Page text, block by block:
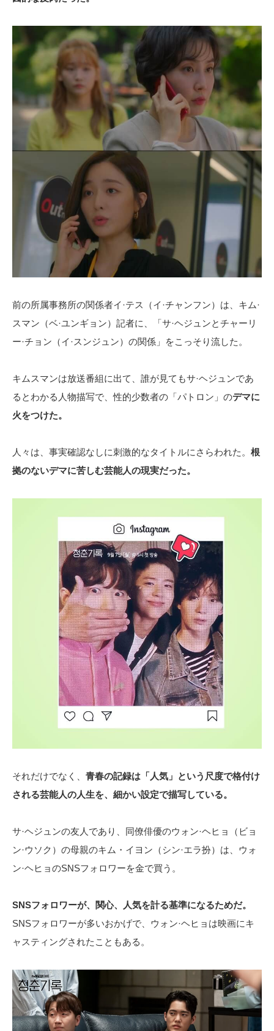
前の所属事務所の関係者イ·テス（イ·チャンフン）は、キム·
スマン（ベ·ユンギョン）記者に、「サ·ヘジュンとチャーリ
ー·チョン（イ·スンジュン）の関係」をこっそり流した。
キムスマンは放送番組に出て、誰が見てもサ·ヘジュンであ
るとわかる人物描写で、性的少数者の「パトロン」のデマに
火をつけた。
人々は、事実確認なしに刺激的なタイトルにさらわれた。 根
拠のないデマに苦しむ芸能人の現実だった。
それだけでなく、 青春の記録は「人気」という尺度で格付け
される芸能人の人生を、細かい設定で描写している。
サ·ヘジュンの友人であり、同僚俳優のウォン·ヘヒョ（ビョ
ン·ウソク）の母親のキム・イヨン（シン·エラ扮）は、ウォ
ン·ヘヒョのSNSフォロワーを金で買う。
SNSフォロワーが、関心、人気を計る基準になるためだ。
SNSフォロワーが多いおかげで、ウォン·ヘヒョは映画にキ
ャスティングされたこともある。